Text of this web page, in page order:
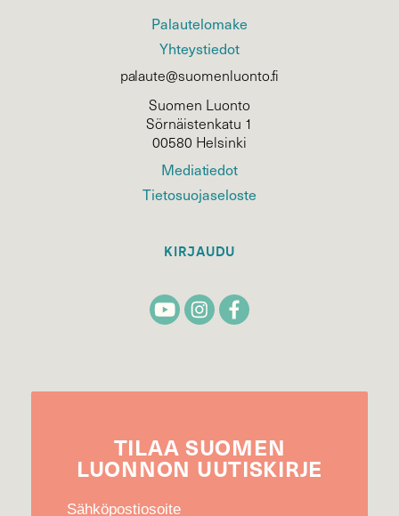
Palautelomake
Yhteystiedot
palaute@suomenluonto.fi
Suomen Luonto
Sörnäistenkatu 1
00580 Helsinki
Mediatiedot
Tietosuojaseloste
KIRJAUDU
TILAA SUOMEN
LUONNON UUTIS­KIRJE
Sähköpostiosoite